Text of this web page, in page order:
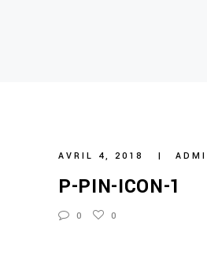
AVRIL 4, 2018
P-PIN-ICON-1
0 0